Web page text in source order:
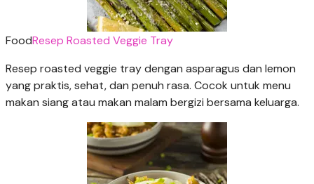
FoodResep Roasted Veggie Tray
Resep roasted veggie tray dengan asparagus dan lemon
yang praktis, sehat, dan penuh rasa. Cocok untuk menu
makan siang atau makan malam bergizi bersama keluarga.